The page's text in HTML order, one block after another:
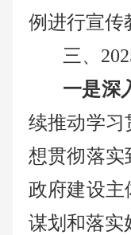
例进行宣传
三、
一是深
续推动学习
想贯彻落实
政府建设主
谋划和落